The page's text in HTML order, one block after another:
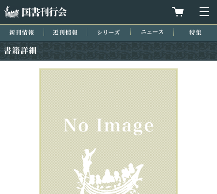
買物カゴを
新刊情報 近刊情報 シリーズ ニュース